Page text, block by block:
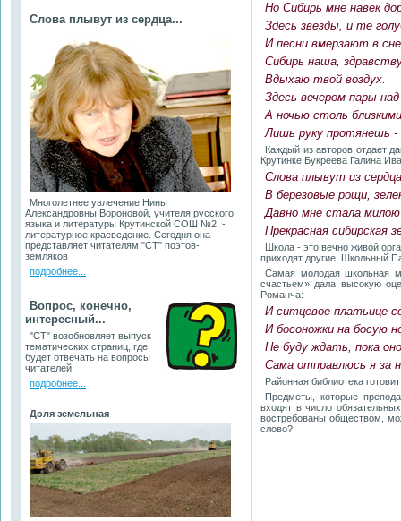
Слова плывут из сердца...
Многолетнее увлечение Нины
Александровны Вороновой, учителя русского
языка и литературы Крутинской СОШ №2, -
литературное краеведение. Сегодня она
представляет читателям "СТ" поэтов-
земляков
подробнее...
Вопрос, конечно,
интересный...
"СТ" возобновляет выпуск
тематических страниц, где
будет отвечать на вопросы
читателей
подробнее...
Доля земельная
Но Сибирь мне навек
Здесь звезды, и те
И песни вмерзают в
Сибирь наша,
Вдыхаю твой воздух.
Здесь вечером пары
А ночью столь
Лишь руку протянешь -
Каждый из авторов отдает
Крутинке Букреева Галина
Слова плывут из
В березовые рощи,
Давно мне стала
Прекрасная сибирская
Школа - это вечно живой
приходят другие. Школьный
Самая молодая школьная
счастьем» дала высокую
Романча:
И ситцевое платьице
И босоножки на босую
Не буду ждать, пока
Сама отправлюсь я за
Районная библиотека
Предметы, которые
входят в число
востребованы обществом,
слово?